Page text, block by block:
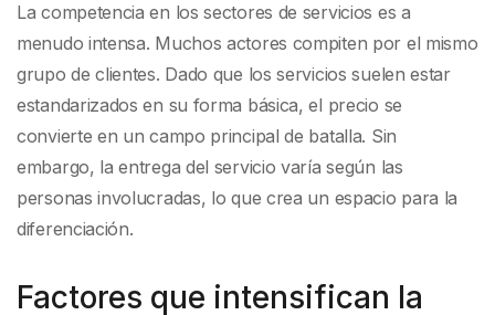
La competencia en los sectores de servicios es a
menudo intensa. Muchos actores compiten por el mismo
grupo de clientes. Dado que los servicios suelen estar
estandarizados en su forma básica, el precio se
convierte en un campo principal de batalla. Sin
embargo, la entrega del servicio varía según las
personas involucradas, lo que crea un espacio para la
diferenciación.
Factores que intensifican la